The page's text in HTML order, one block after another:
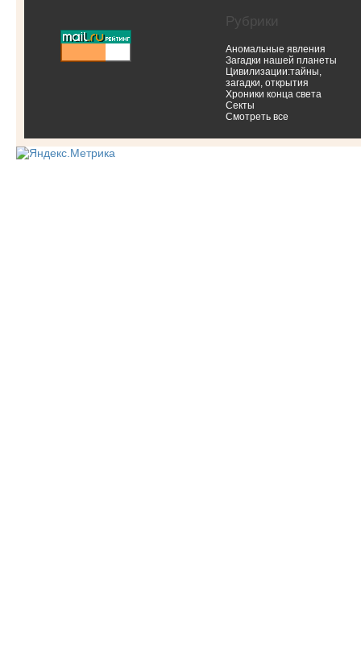
Рубрики
Аномальные явления
Загадки нашей планеты
Цивилизации:тайны,
загадки, открытия
Хроники конца света
Секты
Смотреть все